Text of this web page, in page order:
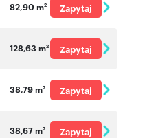
82,90 m2
Zapytaj
128,63 m2
Zapytaj
38,79 m2
Zapytaj
38,67 m2
Zapytaj